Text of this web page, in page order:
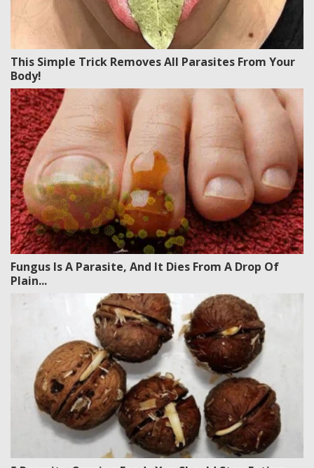
This Simple Trick Removes All Parasites From Your
Body!
Fungus Is A Parasite, And It Dies From A Drop Of
Plain...